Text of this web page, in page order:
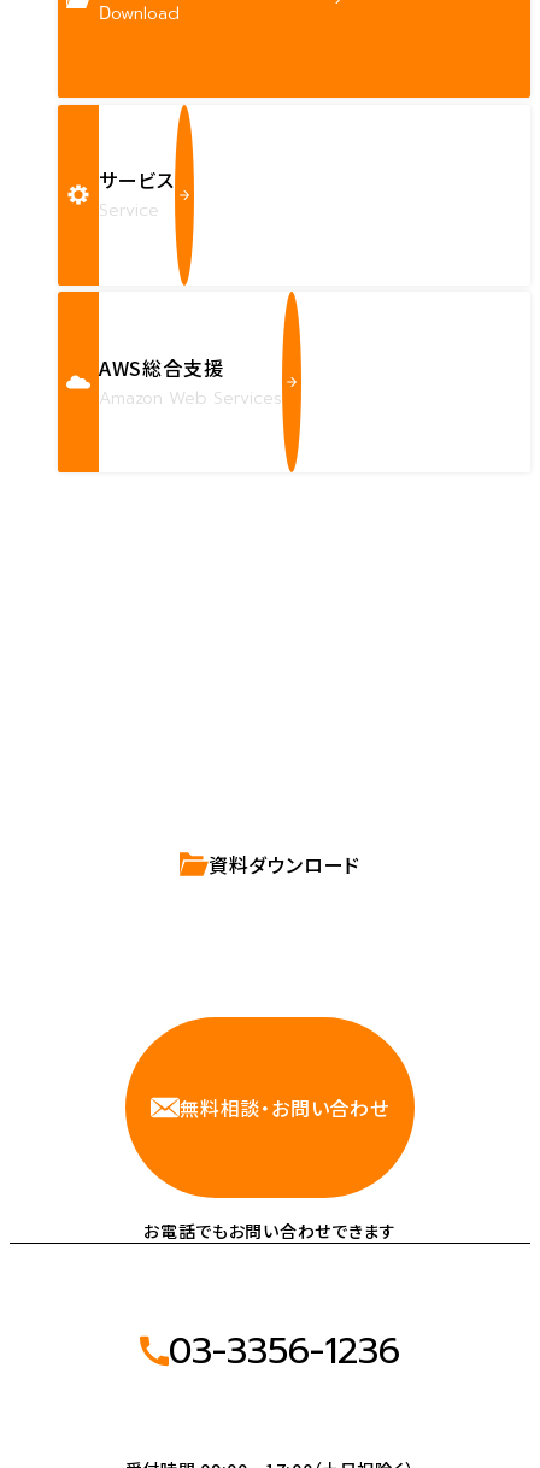
Download
サービス
Service
AWS総合支援
Amazon Web Services
資料ダウンロード
無料相談・お問い合わせ
お電話でもお問い合わせできます
03-3356-1236